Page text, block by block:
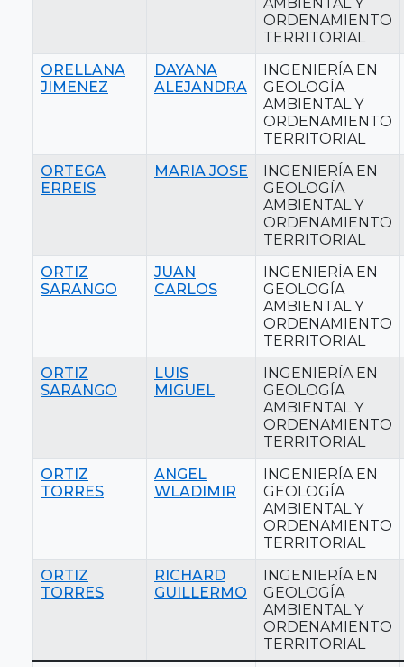
ORDENAMIENTO
TERRITORIAL
ORELLANA
JIMENEZ
DAYANA
ALEJANDRA
INGENIERÍA EN
GEOLOGÍA
AMBIENTAL Y
ORDENAMIENTO
TERRITORIAL
ORTEGA
ERREIS
MARIA JOSE
INGENIERÍA EN
GEOLOGÍA
AMBIENTAL Y
ORDENAMIENTO
TERRITORIAL
ORTIZ
SARANGO
JUAN
CARLOS
INGENIERÍA EN
GEOLOGÍA
AMBIENTAL Y
ORDENAMIENTO
TERRITORIAL
ORTIZ
SARANGO
LUIS
MIGUEL
INGENIERÍA EN
GEOLOGÍA
AMBIENTAL Y
ORDENAMIENTO
TERRITORIAL
ORTIZ
TORRES
ANGEL
WLADIMIR
INGENIERÍA EN
GEOLOGÍA
AMBIENTAL Y
ORDENAMIENTO
TERRITORIAL
ORTIZ
TORRES
RICHARD
GUILLERMO
INGENIERÍA EN
GEOLOGÍA
AMBIENTAL Y
ORDENAMIENTO
TERRITORIAL